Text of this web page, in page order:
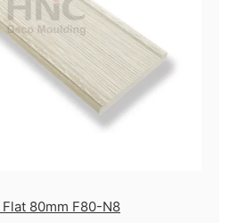
Flat 80mm F80-N8